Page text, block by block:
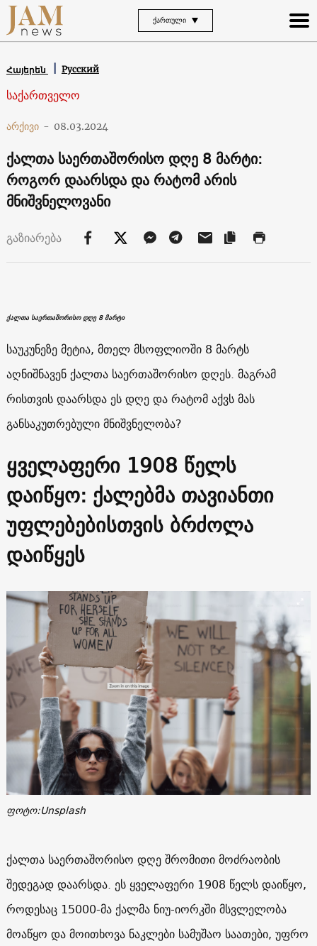
ᲥᲐᲠᲗᲣᲚᲘ
Հայերեն Русский
საქართველო
არქივი - 08.03.2024
ქალთა საერთაშორისო დღე 8 მარტი:
როგორ დაარსდა და რატომ არის
მნიშვნელოვანი
გაზიარება
ქალთა საერთაშორისო დღე 8 მარტი
საუკუნეზე მეტია, მთელ მსოფლიოში 8 მარტს
აღნიშნავენ ქალთა საერთაშორისო დღეს. მაგრამ
რისთვის დაარსდა ეს დღე და რატომ აქვს მას
განსაკუთრებული მნიშვნელობა?
ყველაფერი 1908 წელს
დაიწყო: ქალებმა თავიანთი
უფლებებისთვის ბრძოლა
დაიწყეს
ფოტო:Unsplash
ქალთა საერთაშორისო დღე შრომითი მოძრაობის
შედეგად დაარსდა. ეს ყველაფერი 1908 წელს დაიწყო,
როდესაც 15000-მა ქალმა ნიუ-იორკში მსვლელობა
მოაწყო და მოითხოვა ნაკლები სამუშაო საათები, უფრო